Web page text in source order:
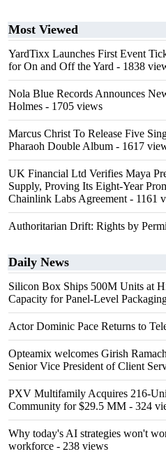
Most Viewed
YardTixx Launches First Event
for On and Off the Yard - 1838
Nola Blue Records Announces
Holmes - 1705 views
Marcus Christ To Release Five
Pharaoh Double Album - 1617
UK Financial Ltd Verifies Maya
Supply, Proving Its Eight-Year
Chainlink Labs Agreement - 1161
Authoritarian Drift: Rights by
Daily News
Silicon Box Ships 500M Units at
Capacity for Panel-Level
Actor Dominic Pace Returns to
Opteamix welcomes Girish
Senior Vice President of Client
PXV Multifamily Acquires 216-
Community for $29.5 MM - 324
Why today's AI strategies won't
workforce - 238 views